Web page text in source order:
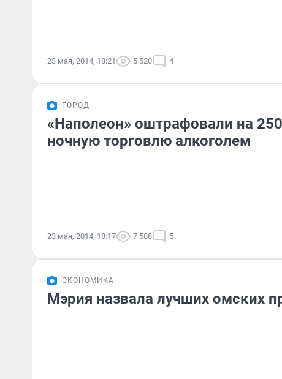
23 мая, 2014, 18:21 5 520 4
ГОРОД
«Наполеон» оштрафовали на
ночную торговлю алкоголем
23 мая, 2014, 18:17 7 588 5
ЭКОНОМИКА
Мэрия назвала лучших омских